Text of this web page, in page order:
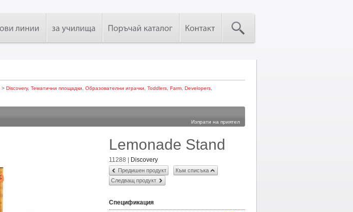
> Discovery, Тематични площадки Образователни играчки Toddlers Farm Developers
Изпрати на приятел
Lemonade Stand
11288 Discovery
Предишен продукт
Към списъка
Следващ продукт
Спецификация